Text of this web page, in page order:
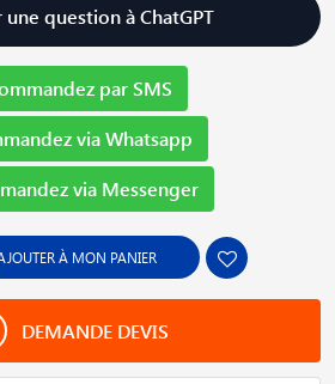
une question à ChatGPT
par SMS
via Whatsapp
via Messenger
À MON PANIER
DEMANDE DEVIS